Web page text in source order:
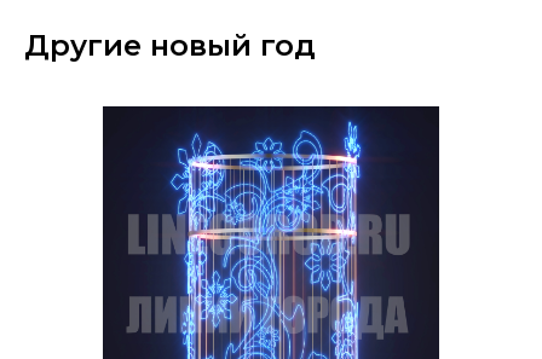
Другие новый год